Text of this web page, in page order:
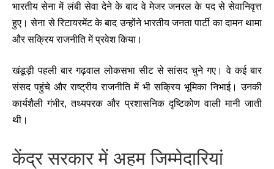
भारतीय सेना में लंबी सेवा देने के बाद वे मेजर जनरल के पद से सेवानिवृत्त
हुए। सेना से रिटायरमेंट के बाद उन्होंने भारतीय जनता पार्टी का दामन थामा
और सक्रिय राजनीति में प्रवेश किया।
खंडूड़ी पहली बार गढ़वाल लोकसभा सीट से सांसद चुने गए। वे कई बार
संसद पहुंचे और राष्ट्रीय राजनीति में भी सक्रिय भूमिका निभाई। उनकी
कार्यशैली गंभीर, तथ्यपरक और प्रशासनिक दृष्टिकोण वाली मानी जाती
थी।
केंद्र सरकार में अहम जिम्मेदारियां